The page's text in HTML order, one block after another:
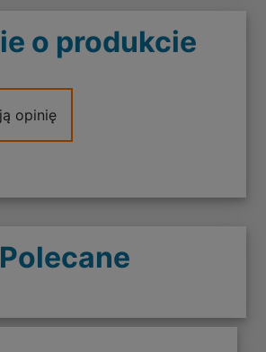
o produkcie
opinię
Polecane